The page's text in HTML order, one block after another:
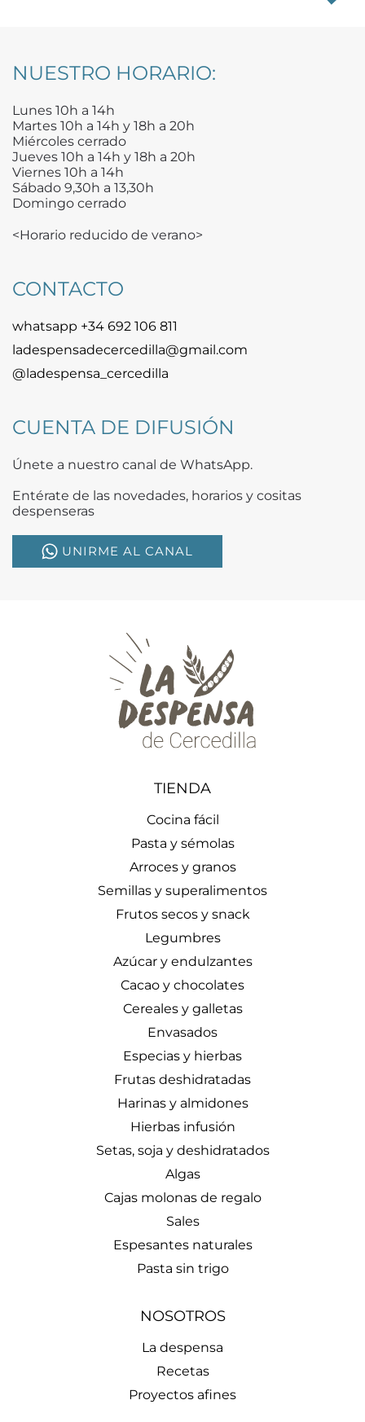
NUESTRO HORARIO:
Lunes 10h a 14h
Martes 10h a 14h y 18h a 20h
Miércoles cerrado
Jueves 10h a 14h y 18h a 20h
Viernes 10h a 14h
Sábado 9,30h a 13,30h
Domingo cerrado
<Horario reducido de verano>
CONTACTO
whatsapp +34 692 106 811
ladespensadecercedilla@gmail.com
@ladespensa_cercedilla
CUENTA DE DIFUSIÓN
Únete a nuestro canal de WhatsApp.
Entérate de las novedades, horarios y cositas
despenseras
UNIRME AL CANAL
TIENDA
Cocina fácil
Pasta y sémolas
Arroces y granos
Semillas y superalimentos
Frutos secos y snack
Legumbres
Azúcar y endulzantes
Cacao y chocolates
Cereales y galletas
Envasados
Especias y hierbas
Frutas deshidratadas
Harinas y almidones
Hierbas infusión
Setas, soja y deshidratados
Algas
Cajas molonas de regalo
Sales
Espesantes naturales
Pasta sin trigo
NOSOTROS
La despensa
Recetas
Proyectos afines